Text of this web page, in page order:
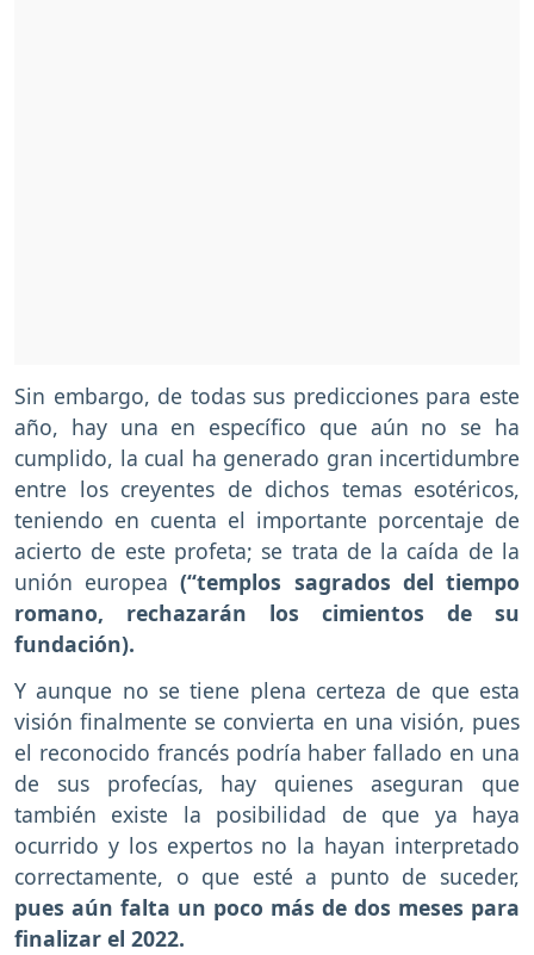
Sin embargo, de todas sus predicciones para este
año, hay una en específico que aún no se ha
cumplido, la cual ha generado gran incertidumbre
entre los creyentes de dichos temas esotéricos,
teniendo en cuenta el importante porcentaje de
acierto de este profeta; se trata de la caída de la
unión europea(“templos sagrados del tiempo
romano, rechazarán los cimientos de su
fundación).
Y aunque no se tiene plena certeza de que esta
visión finalmente se convierta en una visión, pues
el reconocido francés podría haber fallado en una
de sus profecías, hay quienes aseguran que
también existe la posibilidad de que ya haya
ocurrido y los expertos no la hayan interpretado
correctamente, o que esté a punto de suceder,
pues aún falta un poco más de dos meses para
finalizar el 2022.